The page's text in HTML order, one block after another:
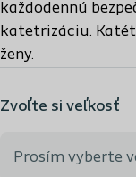
každodennú
katetrizáciu.
ženy.
Zvoľte si veľkosť
Prosím vyberte